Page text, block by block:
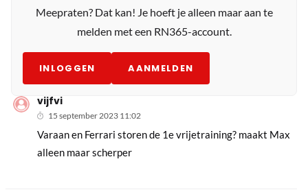
Meepraten? Dat kan! Je hoeft je alleen maar aan te
melden met een RN365-account.
INLOGGEN AANMELDEN
vijfvi
15 september 2023 11:02
Varaan en Ferrari storen de 1e vrijetraining? maakt Max
alleen maar scherper